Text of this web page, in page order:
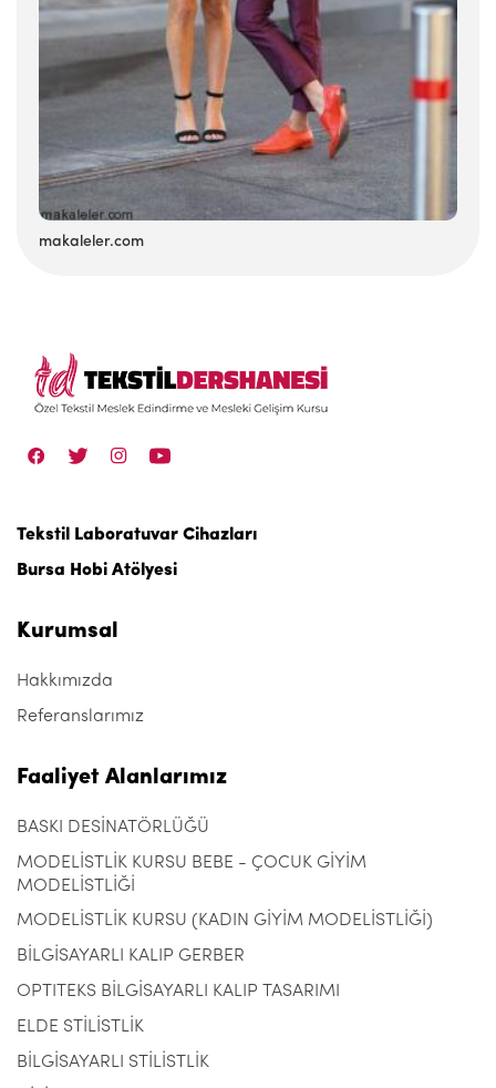
makaleler.com
Tekstil Laboratuvar Cihazları
Bursa Hobi Atölyesi
Kurumsal
Hakkımızda
Referanslarımız
Faaliyet Alanlarımız
BASKI DESİNATÖRLÜĞÜ
MODELİSTLİK KURSU BEBE - ÇOCUK GİYİM
MODELİSTLİĞİ
MODELİSTLİK KURSU (KADIN GİYİM MODELİSTLİĞİ)
BİLGİSAYARLI KALIP GERBER
OPTITEKS BİLGİSAYARLI KALIP TASARIMI
ELDE STİLİSTLİK
BİLGİSAYARLI STİLİSTLİK